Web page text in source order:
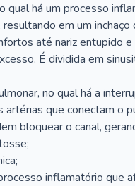
qual há um processo
em um inchaço
até nariz entupido e
É dividida em
no qual há a
artérias que conectam o
bloquear o canal,
inflamatório que